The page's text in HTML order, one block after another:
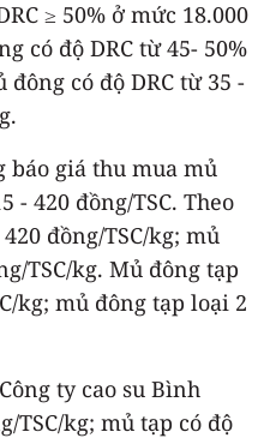
≥ 50% ở mức 18.000
có độ DRC từ 45- 50%
có độ DRC từ 35 -
báo giá thu mua mủ
- 420 đồng/TSC. Theo
đồng/TSC/kg; mủ
TSC/kg. Mủ đông tạp
kg; mủ đông tạp loại 2
ty cao su Bình
TSC/kg; mủ tạp có độ